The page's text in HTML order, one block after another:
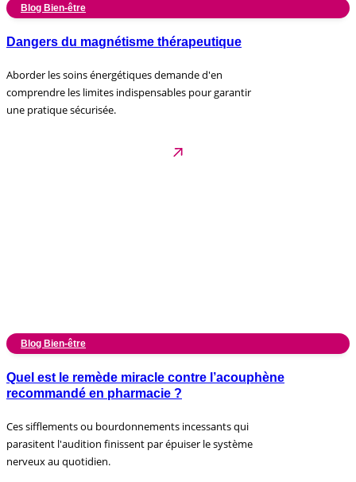
Blog Bien-être
Dangers du magnétisme thérapeutique
Aborder les soins énergétiques demande d'en
comprendre les limites indispensables pour garantir
une pratique sécurisée.
Blog Bien-être
Quel est le remède miracle contre l’acouphène
recommandé en pharmacie ?
Ces sifflements ou bourdonnements incessants qui
parasitent l'audition finissent par épuiser le système
nerveux au quotidien.